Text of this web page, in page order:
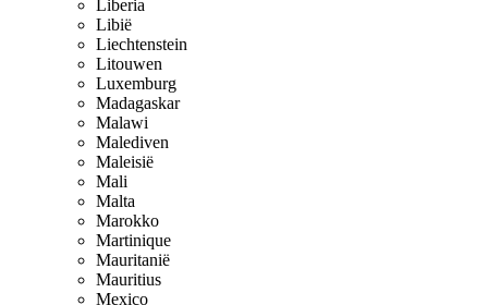
Liberia
Libië
Liechtenstein
Litouwen
Luxemburg
Madagaskar
Malawi
Malediven
Maleisië
Mali
Malta
Marokko
Martinique
Mauritanië
Mauritius
Mexico